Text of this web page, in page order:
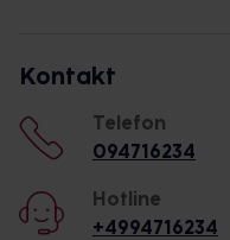
Kontakt
Telefon
094716234
Hotline
+4994716234